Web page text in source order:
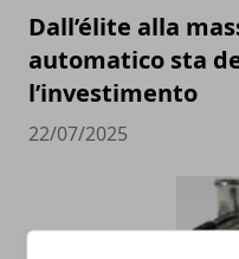
Dall’élite alla
automatico sta
l’investimento
22/07/2025